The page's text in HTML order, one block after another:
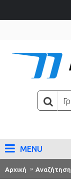
MENU
Αρχική Αναζήτηση